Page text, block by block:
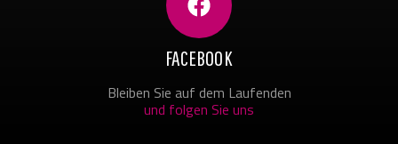
FACEBOOK
Bleiben Sie auf dem Laufenden
und folgen Sie uns